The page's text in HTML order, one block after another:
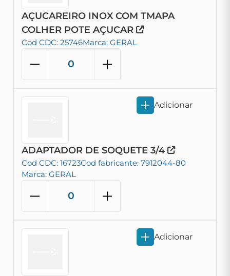
AÇUCAREIRO INOX COM TMAPA
COLHER POTE AÇUCAR
Cod CDC: 25746Marca: GERAL
ADAPTADOR DE SOQUETE 3/4
Cod CDC: 16723Cod fabricante: 7912044-80
Marca: GERAL
Adicionar
Adicionar